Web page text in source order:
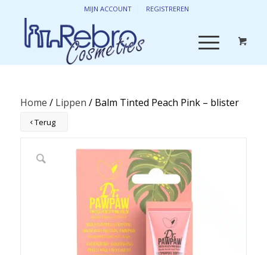
MIJN ACCOUNT REGISTREREN
Home / Lippen / Balm Tinted Peach Pink – blister
Terug